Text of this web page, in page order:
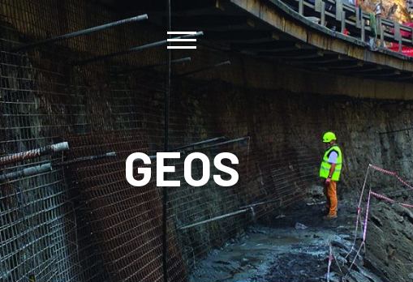
GEOS